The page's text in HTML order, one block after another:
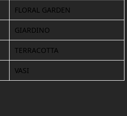
FLORAL GARDEN
GIARDINO
TERRACOTTA
VASI